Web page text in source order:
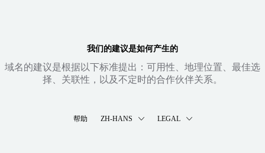
我们的建议是如何产生的
域名的建议是根据以下标准提出：可用性、地理位置、最佳选
择、关联性，以及不定时的合作伙伴关系。
帮助 ZH-HANS LEGAL